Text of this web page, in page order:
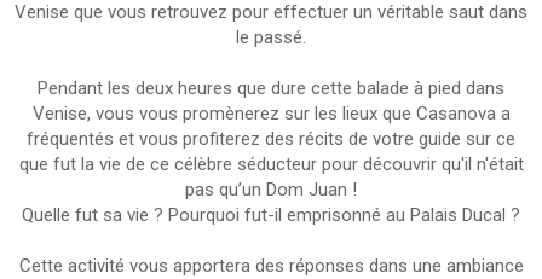
Venise que vous retrouvez pour effectuer un véritable saut dans
le passé.
Pendant les deux heures que dure cette balade à pied dans
Venise, vous vous promènerez sur les lieux que Casanova a
fréquentés et vous profiterez des récits de votre guide sur ce
que fut la vie de ce célèbre séducteur pour découvrir qu'il n'était
pas qu’un Dom Juan !
Quelle fut sa vie ? Pourquoi fut-il emprisonné au Palais Ducal ?
Cette activité vous apportera des réponses dans une ambiance